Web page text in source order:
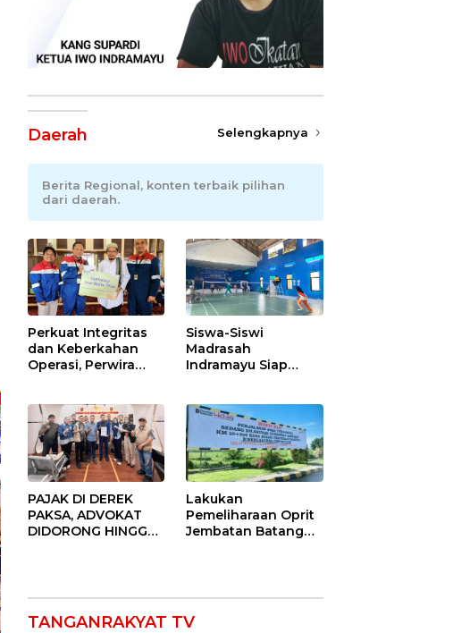
Daerah Selengkapnya
Berita Regional, konten terbaik pilihan
dari daerah.
Perkuat Integritas
dan Keberkahan
Operasi, Perwira
Siswa-Siswi
Madrasah
Indramayu Siap
Provinsi 2026
PAJAK DI DEREK
PAKSA, ADVOKAT
DIDORONG HINGGA
Ngamuk Kepung
Lakukan
Pemeliharaan Oprit
Jembatan Batang
Tol Binjai–Langsa
TANGANRAKYAT TV